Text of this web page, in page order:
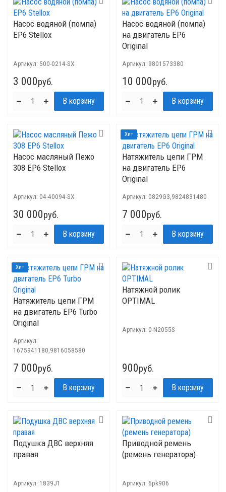
Насос водяной (помпа)
EP6 Stellox
Артикул: 500-0214-SX
3 000руб.
Насос водяной (помпа)
на двигатель ЕР6
Original
Артикул: 9801573380
10 000руб.
Насос масляный Пежо
308 ЕР6 Stellox
Артикул: 04-40094-SX
30 000руб.
Хит
Натяжитель цепи ГРМ
на двигатель EP6
Original
Артикул: 0829G3,9824831480
7 000руб.
Хит
Натяжитель цепи ГРМ
на двигатель ЕР6 Turbo
Original
Артикул:
1675941180,9816058580
7 000руб.
Натяжной ролик
OPTIMAL
Артикул: 0-N2055S
900руб.
Подушка ДВС верхняя
правая
Артикул: 1839J1
Приводной ремень
(ремень генератора)
Артикул: 6pk906